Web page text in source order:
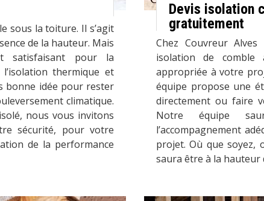
sous la toiture. Il s’agit
de la hauteur. Mais
satisfaisant pour la
thermique et
bonne idée pour rester
climatique.
nous vous invitons
sécurité, pour votre
de la performance
Devis isolation
gratuitement
Chez Couvreur
isolation de comble
appropriée à votre
équipe propose une
directement ou faire
Notre équipe
l’accompagnement
projet. Où que soyez,
saura être à la hauteur